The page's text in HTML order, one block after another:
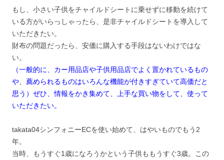
もし、小さい子供をチャイルドシートに乗せずに移動を続けて
いる方がいらっしゃったら、是非チャイルドシートを導入して
いただきたい。
財布の問題だったら、安価に購入する手段はないわけではな
い。
（一般的に、カー用品店や子供用品店でよく置かれているもの
や、薦められるものはいろんな機能が付きすぎていて高価だと
思う）ぜひ、情報をかき集めて、上手な買い物をして、使って
いただきたい。
takata04シンフォニーECを使い始めて、はやいものでもう2
年。
当時、もうすぐ1歳になろうかという子供ももうすぐ3歳。この